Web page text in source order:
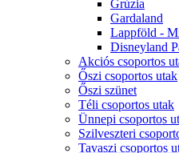
Grúzia
Gardaland
Lappföld -
Disneyland
Akciós csoportos
Őszi csoportos utak
Őszi szünet
Téli csoportos utak
Ünnepi csoportos
Szilveszteri
Tavaszi csoportos